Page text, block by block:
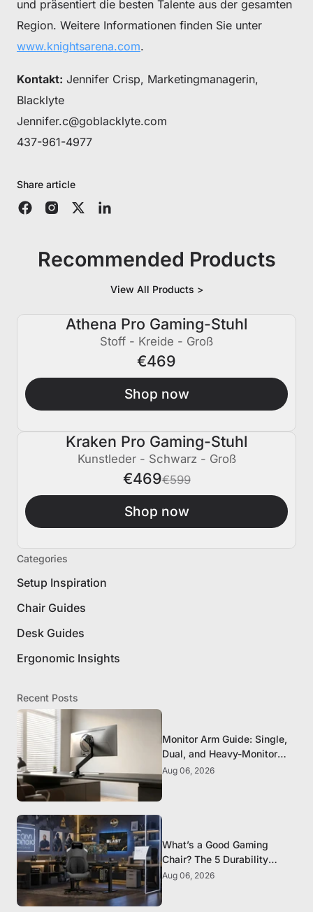
und präsentiert die besten Talente aus der gesamten
Region. Weitere Informationen finden Sie unter
www.knightsarena.com.
Kontakt: Jennifer Crisp, Marketingmanagerin,
Blacklyte
Jennifer.c@goblacklyte.com
437-961-4977
Share article
Recommended Products
View All Products >
Athena Pro Gaming-Stuhl
Stoff - Kreide - Groß
€469
Shop now
€130 AUS
Kraken Pro Gaming-Stuhl
Kunstleder - Schwarz - Groß
€469€599
Shop now
Categories
Setup Inspiration
Chair Guides
Desk Guides
Ergonomic Insights
Recent Posts
Monitor Arm Guide: Single,
Dual, and Heavy-Monitor
Mounts
Aug 06, 2026
What’s a Good Gaming
Chair? The 5 Durability
Standards That Actually
Aug 06, 2026
Get €30 off your first order!
Subscribe to unlock and stay updated on Blacklyte special offers,
new releases and more!